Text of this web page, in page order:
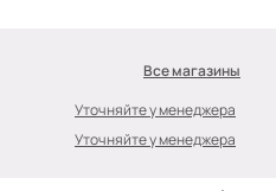
Все магазины
Уточняйте у менеджера
Уточняйте у менеджера